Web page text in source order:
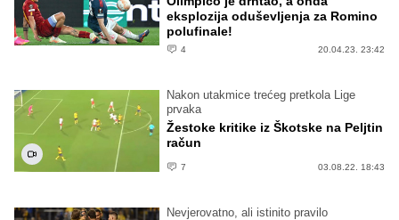
eksplozija oduševljenja za Romino
polufinale!
4 20.04.23. 23:42
Nakon utakmice trećeg pretkola Lige
prvaka
Žestoke kritike iz Škotske na Peljtin
račun
7 03.08.22. 18:43
Nevjerovatno, ali istinito pravilo